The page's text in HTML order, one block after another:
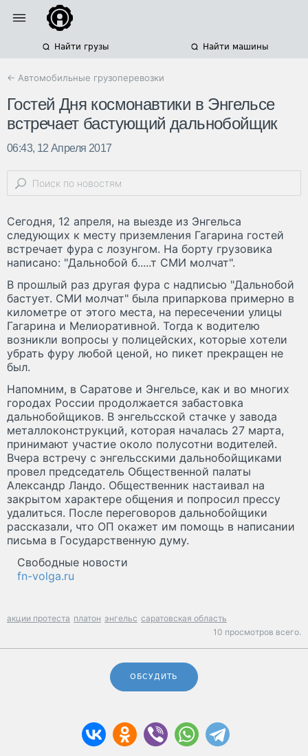
Найти грузы Найти машины
← Автомобильные грузоперевозки
Гостей Дня космонавтики в Энгельсе
встречает бастующий дальнобойщик
06:43, 12 Апреля 2017
Сегодня, 12 апреля, на выезде из Энгельса
следующих к месту приземления Гагарина гостей
встречает фура с лозунгом. На борту грузовика
написано: "Дальнобой б.....т СМИ молчат".
В прошлый раз другая фура с надписью "Дальнобой
бастует. СМИ молчат" была припаркова примерно в
километре от этого места, на пересечении улицы
Гагарина и Мелиоративной. Тогда к водителю
возникли вопросы у полицейских, которые хотели
убрать фуру любой ценой, но пикет прекращен не
был.
Напомним, в Саратове и Энгельсе, как и во многих
городах России продолжается забастовка
дальнобойщиков. В энгельсской стачке у завода
металлоконструкций, которая началась 27 марта,
принимают участие около полусотни водителей.
Вчера встречу с энгельсскими дальнобойщиками
провел председатель Общественной палаты
Александр Ландо. Общественник настаивал на
закрытом характере общения и попросил прессу
удалиться. После переговоров дальнобойщики
рассказали, что ОП окажет им помощь в написании
письма в Государственную думу.
Свободные новости
fn-volga.ru
акции протеста платон энгельс саратовская область
10 просмотров всего.
ОБСУДИТЬ